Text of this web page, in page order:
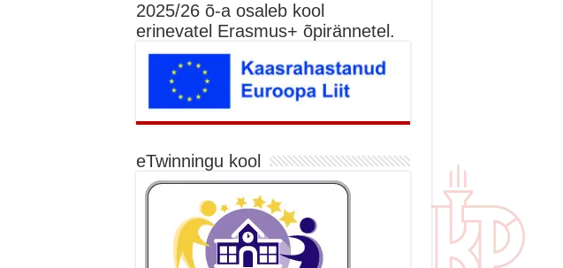
2025/26 õ-a osaleb kool
erinevatel Erasmus+ õpirännetel.
eTwinningu kool